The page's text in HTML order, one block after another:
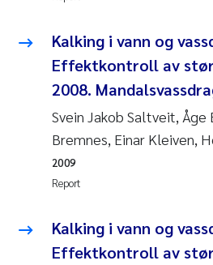
Samantha Goncalves Prat
Øyvind Tangen Ødegaard
Debhasish Bhakta
Jarle Håvardstun
James Edward Sample
Kalking i vann og
Effektkontroll av
2008.
Svein Jakob Saltveit, Åge
Bremnes, Einar Kleiven,
Report
2009
Kalking i vann og
Effektkontroll av